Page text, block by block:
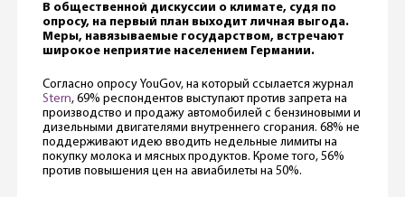
В общественной дискуссии о климате, судя по
опросу, на первый план выходит личная выгода.
Меры, навязываемые государством, встречают
широкое неприятие населением Германии.
Согласно опросу YouGov, на который ссылается журнал
Stern, 69% респондентов выступают против запрета на
производство и продажу автомобилей с бензиновыми и
дизельными двигателями внутреннего сгорания. 68% не
поддерживают идею вводить недельные лимиты на
покупку молока и мясных продуктов. Кроме того, 56%
против повышения цен на авиабилеты на 50%.